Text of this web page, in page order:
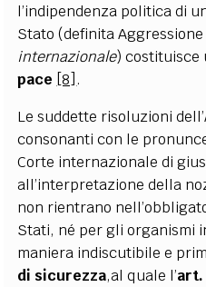
l’indipendenza politica di
Stato (definita Aggressione
internazionale) costituisce
pace [8] .
Le suddette risoluzioni
consonanti con le
Corte internazionale di
all’interpretazione della
non rientrano
Stati, né per gli organismi
maniera indiscutibile e
di sicurezza,al quale l’art.